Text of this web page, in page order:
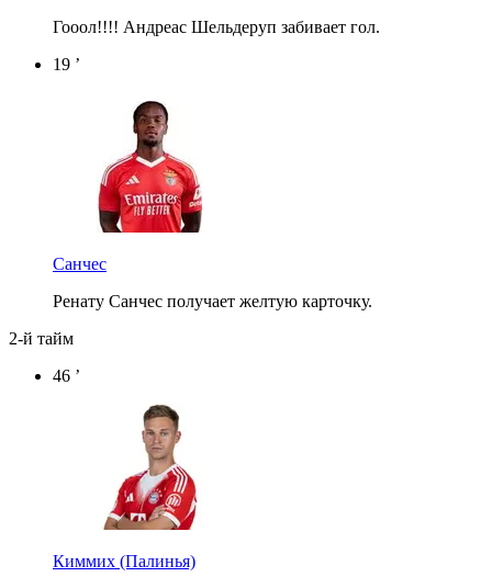
Гооол!!!! Андреас Шельдеруп забивает гол.
19 ’
Санчес
Ренату Санчес получает желтую карточку.
2-й тайм
46 ’
Киммих (Палинья)